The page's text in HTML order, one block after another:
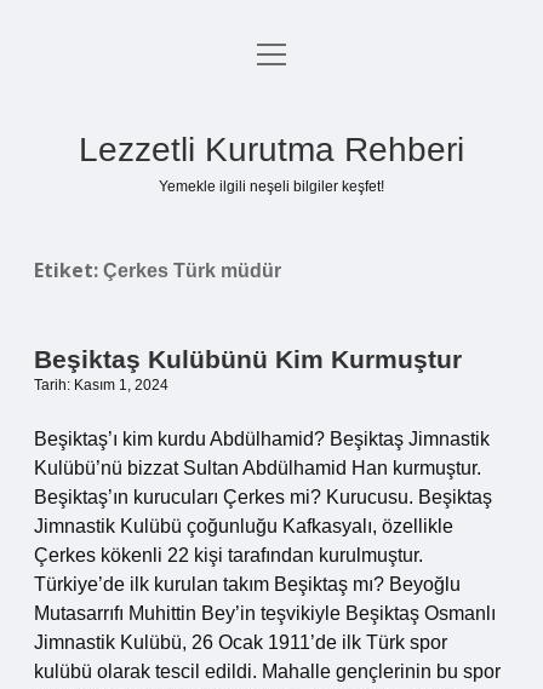
Anasayfa
menüyü
Lezzetli Kurutma Rehberi
Yemekle ilgili neşeli bilgiler keşfet!
Etiket: Çerkes Türk müdür
Beşiktaş Kulübünü Kim Kurmuştur
Tarih: Kasım 1, 2024
Beşiktaş’ı kim kurdu Abdülhamid? Beşiktaş Jimnastik
Kulübü’nü bizzat Sultan Abdülhamid Han kurmuştur.
Beşiktaş’ın kurucuları Çerkes mi? Kurucusu. Beşiktaş
Jimnastik Kulübü çoğunluğu Kafkasyalı, özellikle
Çerkes kökenli 22 kişi tarafından kurulmuştur.
Türkiye’de ilk kurulan takım Beşiktaş mı? Beyoğlu
Mutasarrıfı Muhittin Bey’in teşvikiyle Beşiktaş Osmanlı
Jimnastik Kulübü, 26 Ocak 1911’de ilk Türk spor
kulübü olarak tescil edildi. Mahalle gençlerinin bu spor